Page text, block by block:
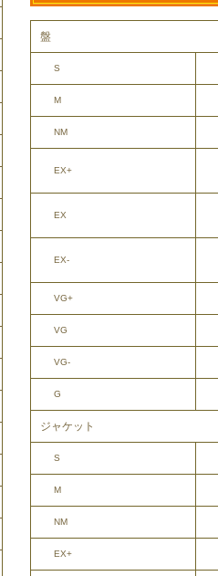
盤
S
M
NM
EX+
EX
EX-
VG+
VG
VG-
G
ジャケット
S
M
NM
EX+